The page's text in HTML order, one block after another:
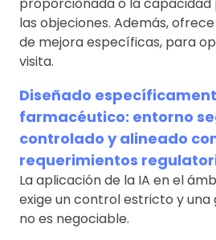
las objeciones. Además,
de mejora específicas, para
visita.
Diseñado
farmacéutico: entorno
controlado y alineado
requerimientos
La aplicación de la IA en el
exige un control estricto y una
no es negociable.